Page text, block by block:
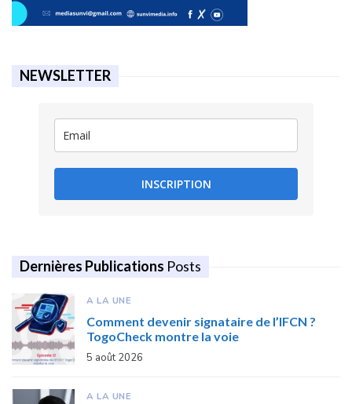
NEWSLETTER
INSCRIPTION
Dernières Publications Posts
A LA UNE
Comment devenir signataire de l’IFCN ?
TogoCheck montre la voie
5 août 2026
A LA UNE